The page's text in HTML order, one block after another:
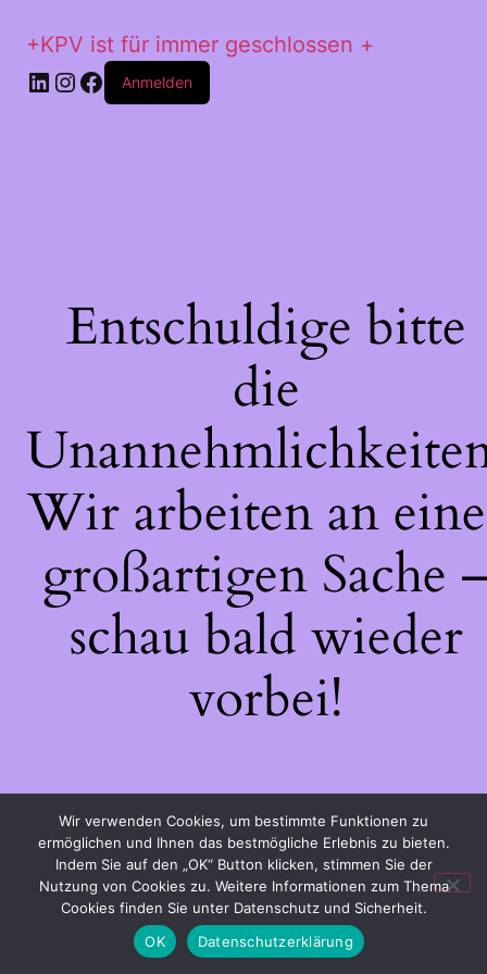
+KPV ist für immer geschlossen +
LinkedIn
Instagram
Facebook
Anmelden
Entschuldige bitte
die
Wir arbeiten an
großartigen Sache
schau bald wieder
vorbei!
Wir verwenden Cookies, um bestimmte Funktionen zu
ermöglichen und Ihnen das bestmögliche Erlebnis zu bieten.
Indem Sie auf den „OK“ Button klicken, stimmen Sie der
Nutzung von Cookies zu. Weitere Informationen zum Thema
Cookies finden Sie unter Datenschutz und Sicherheit.
OK
Datenschutzerklärung